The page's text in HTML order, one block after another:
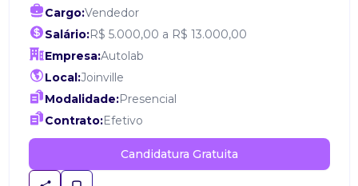
Cargo:Vendedor
Salário:R$ 5.000,00 a R$ 13.000,00
Empresa:Autolab
Local:Joinville
Modalidade:Presencial
Contrato:Efetivo
Candidatura Gratuita